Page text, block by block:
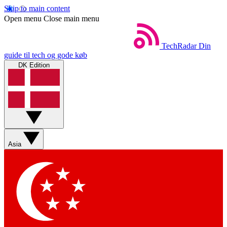
Skip to main content
Open menu Close main menu
TechRadar Din
guide til tech og gode køb
DK Edition
Asia